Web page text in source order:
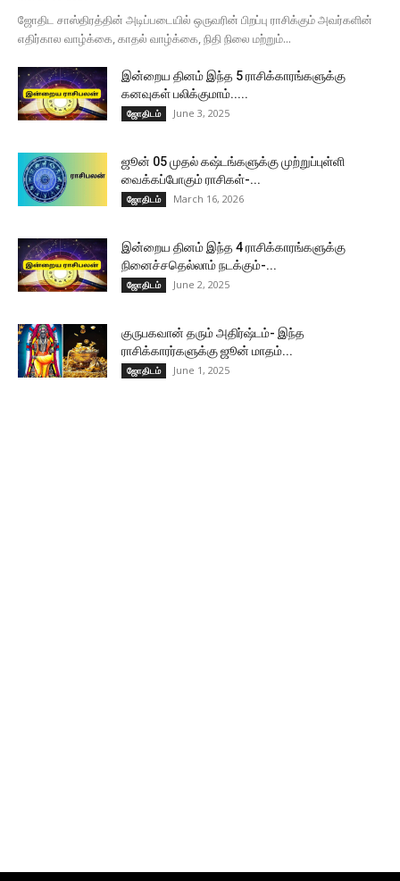
ஜோதிட சாஸ்திரத்தின் அடிப்படையில் ஒருவரின் பிறப்பு ராசிக்கும் அவர்களின்
எதிர்கால வாழ்க்கை, காதல் வாழ்க்கை, நிதி நிலை மற்றும்...
இன்றைய தினம் இந்த 5 ராசிக்காரங்களுக்கு
கனவுகள் பலிக்குமாம்.....
ஜோதிடம் June 3, 2025
ஜூன் 05 முதல் கஷ்டங்களுக்கு முற்றுப்புள்ளி
வைக்கப்போகும் ராசிகள்-...
ஜோதிடம் March 16, 2026
இன்றைய தினம் இந்த 4 ராசிக்காரங்களுக்கு
நினைச்சதெல்லாம் நடக்கும்-...
ஜோதிடம் June 2, 2025
குருபகவான் தரும் அதிர்ஷ்டம்- இந்த
ராசிக்காரர்களுக்கு ஜூன் மாதம்...
ஜோதிடம் June 1, 2025